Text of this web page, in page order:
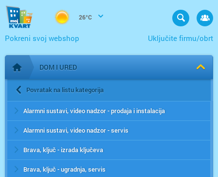
26°C
Uključite firmu/obrt
Pokreni svoj webshop
Početna stranica
DOM I URED
Povratak na listu kategorija
Alarmni sustavi, video nadzor - prodaja i instalacija
Alarmni sustavi, video nadzor - servis
Brava, ključ - izrada ključeva
Brava, ključ - ugradnja, servis